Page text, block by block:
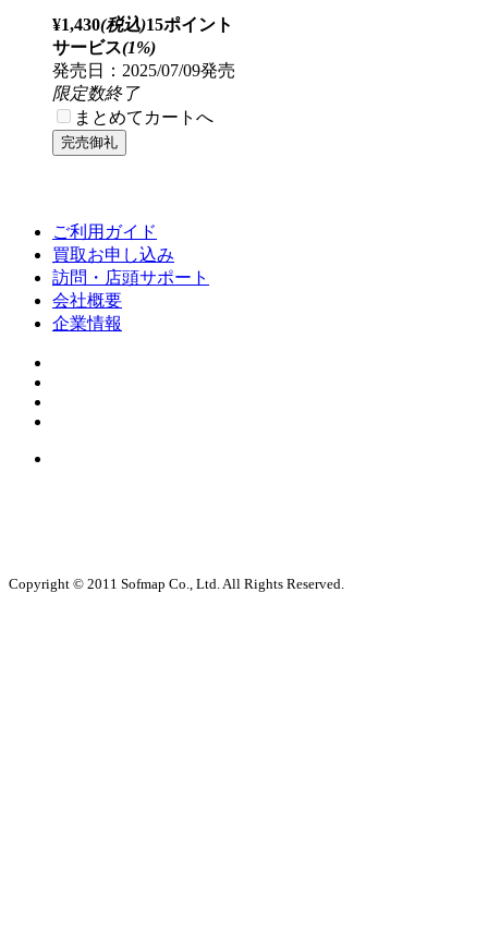
¥1,430(税込)15ポイント
サービス(1%)
発売日：2025/07/09発売
限定数終了
まとめてカートへ
ご利用ガイド
買取お申し込み
訪問・店頭サポート
会社概要
企業情報
Copyright © 2011 Sofmap Co., Ltd. All Rights Reserved.